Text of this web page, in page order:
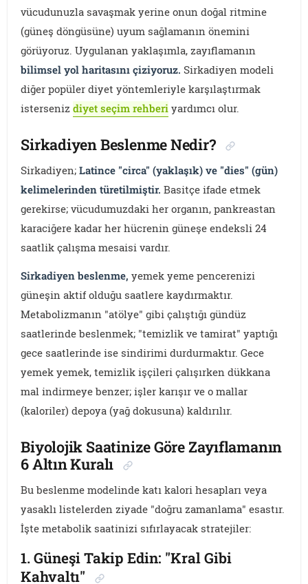
vücudunuzla savaşmak yerine onun doğal ritmine
(güneş döngüsüne) uyum sağlamanın önemini
görüyoruz. Uygulanan yaklaşımla, zayıflamanın
bilimsel yol haritasını çiziyoruz. Sirkadiyen modeli
diğer popüler diyet yöntemleriyle karşılaştırmak
istersenizdiyet seçim rehberi yardımcı olur.
Sirkadiyen Beslenme Nedir?
Sirkadiyen;Latince "circa" (yaklaşık) ve "dies" (gün)
kelimelerinden türetilmiştir. Basitçe ifade etmek
gerekirse; vücudumuzdaki her organın, pankreastan
karaciğere kadar her hücrenin güneşe endeksli 24
saatlik çalışma mesaisi vardır.
Sirkadiyen beslenme, yemek yeme pencerenizi
güneşin aktif olduğu saatlere kaydırmaktır.
Metabolizmanın "atölye" gibi çalıştığı gündüz
saatlerinde beslenmek; "temizlik ve tamirat" yaptığı
gece saatlerinde ise sindirimi durdurmaktır. Gece
yemek yemek, temizlik işçileri çalışırken dükkana
mal indirmeye benzer; işler karışır ve o mallar
(kaloriler) depoya (yağ dokusuna) kaldırılır.
Biyolojik Saatinize Göre Zayıflamanın
6 Altın Kuralı
Bu beslenme modelinde katı kalori hesapları veya
yasaklı listelerden ziyade "doğru zamanlama" esastır.
İşte metabolik saatinizi sıfırlayacak stratejiler:
1. Güneşi Takip Edin: "Kral Gibi
Kahvaltı"